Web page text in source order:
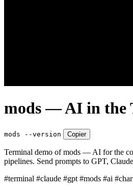
mods — AI in the
mods --version Copier
Terminal demo of mods — AI for the
pipelines. Send prompts to GPT,
#terminal #claude #gpt #mods #ai